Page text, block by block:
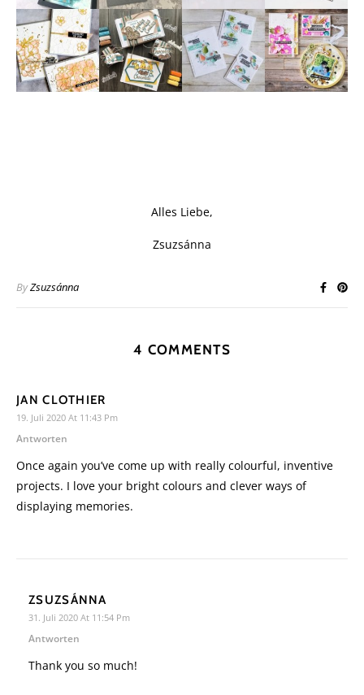
Alles Liebe,
Zsuzsánna
ByZsuzsánna
4 COMMENTS
JAN CLOTHIER
19. Juli 2020 At 11:43 Pm
Antworten
Once again you’ve come up with really colourful, inventive
projects. I love your bright colours and clever ways of
displaying memories.
ZSUZSÁNNA
31. Juli 2020 At 11:54 Pm
Antworten
Thank you so much!